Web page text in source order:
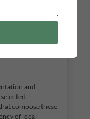
and
compose these
of local